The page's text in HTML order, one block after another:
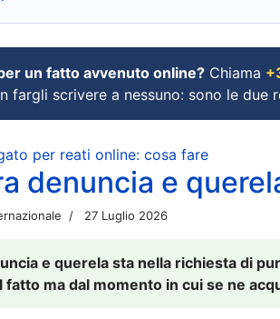
un fatto avvenuto online? Chiama
fargli scrivere a nessuno: sono le due
per reati online: cosa fare
denuncia e
27 Luglio 2026
e querela sta nella richiesta di
ma dal momento in cui se ne